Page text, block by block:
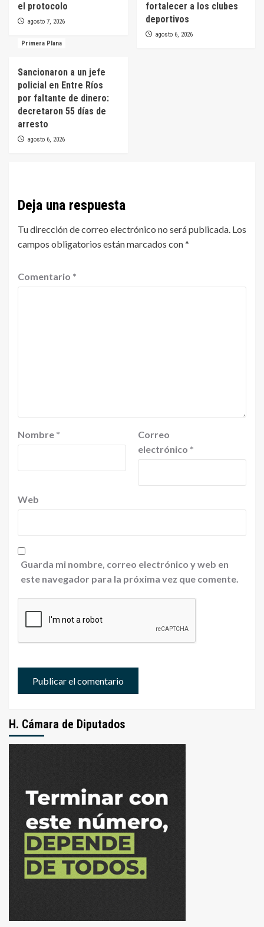
el protocolo
agosto 7, 2026
fortalecer a los clubes
deportivos
agosto 6, 2026
Primera Plana
Sancionaron a un jefe
policial en Entre Ríos
por faltante de dinero:
decretaron 55 días de
arresto
agosto 6, 2026
Deja una respuesta
Tu dirección de correo electrónico no será publicada. Los
campos obligatorios están marcados con*
Comentario *
Nombre *
Correo
electrónico *
Web
Guarda mi nombre, correo electrónico y web en
este navegador para la próxima vez que comente.
H. Cámara de Diputados